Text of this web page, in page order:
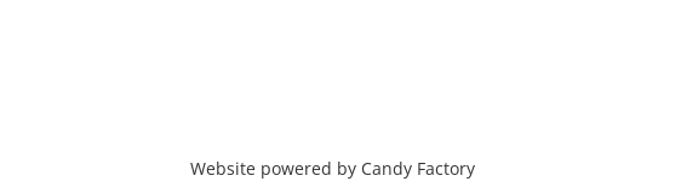
Website powered by Candy Factory